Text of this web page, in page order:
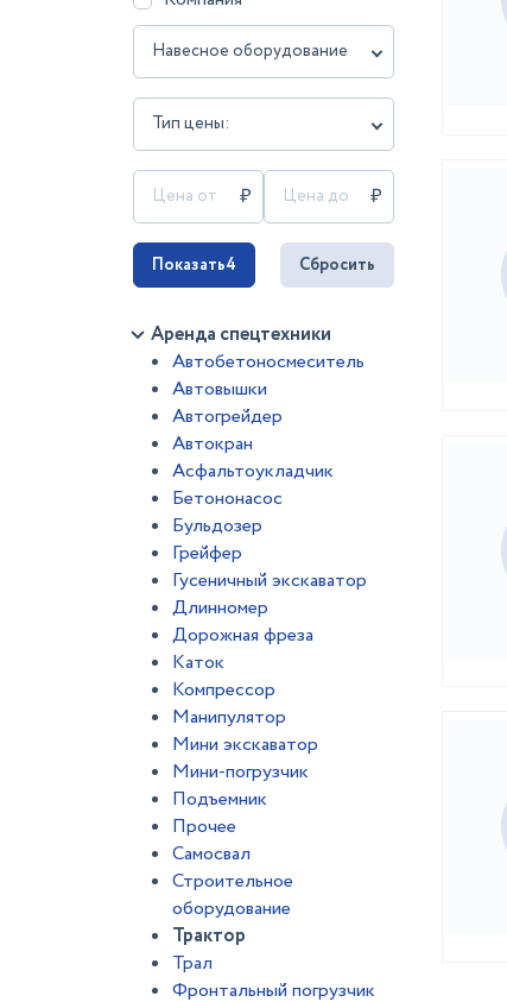
Навесное оборудование
Тип цены:
Показать4 Сбросить
Аренда спецтехники
Автобетоносмеситель
Автовышки
Автогрейдер
Автокран
Асфальтоукладчик
Бетононасос
Бульдозер
Грейфер
Гусеничный экскаватор
Длинномер
Дорожная фреза
Каток
Компрессор
Манипулятор
Мини экскаватор
Мини-погрузчик
Подъемник
Прочее
Самосвал
Строительное
оборудование
Трактор
Трал
Фронтальный погрузчик